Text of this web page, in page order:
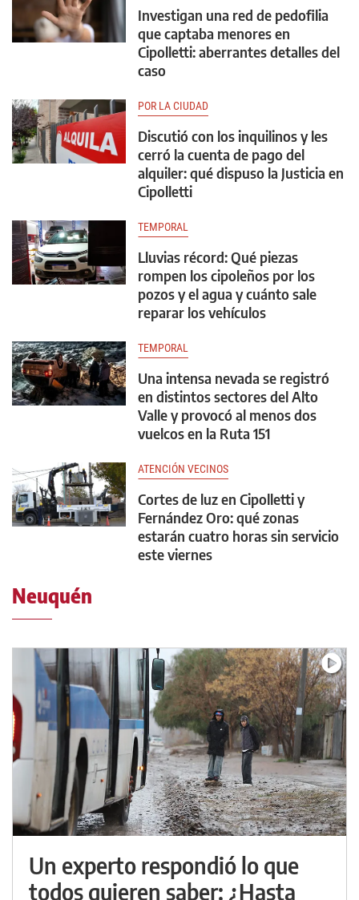
Investigan una red de pedofilia
que captaba menores en
Cipolletti: aberrantes detalles del
caso
POR LA CIUDAD
Discutió con los inquilinos y les
cerró la cuenta de pago del
alquiler: qué dispuso la Justicia en
Cipolletti
TEMPORAL
Lluvias récord: Qué piezas
rompen los cipoleños por los
pozos y el agua y cuánto sale
reparar los vehículos
TEMPORAL
Una intensa nevada se registró
en distintos sectores del Alto
Valle y provocó al menos dos
vuelcos en la Ruta 151
ATENCIÓN VECINOS
Cortes de luz en Cipolletti y
Fernández Oro: qué zonas
estarán cuatro horas sin servicio
este viernes
Neuquén
Un experto respondió lo que
todos quieren saber: ¿Hasta